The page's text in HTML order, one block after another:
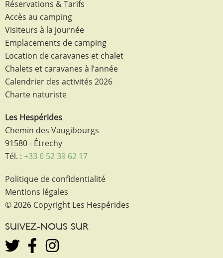
Réservations & Tarifs
Accès au camping
Visiteurs à la journée
Emplacements de camping
Location de caravanes et chalet
Chalets et caravanes à l’année
Calendrier des activités 2026
Charte naturiste
Les Hespérides
Chemin des Vaugibourgs
91580 - Étrechy
Tél. : +33 6 52 39 62 17
Politique de confidentialité
Mentions légales
© 2026 Copyright Les Hespérides
SUIVEZ-NOUS SUR